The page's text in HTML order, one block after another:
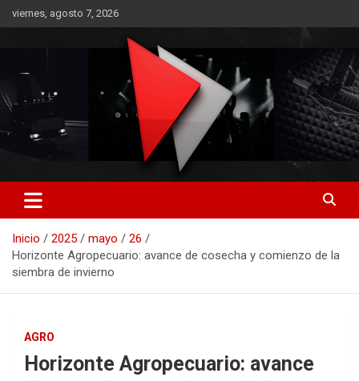
Saltar
al
viernes, agosto 7, 2026
RO CONTENIDOS
Inicio 2025 mayo
26
Horizonte Agropecuario: avance de cosecha y comienzo de la
siembra de invierno
AGRO
Horizonte Agropecuario: avance